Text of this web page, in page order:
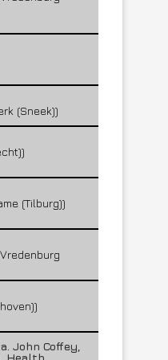
(Sneek))
(Tilburg))
John Coffey,
Health